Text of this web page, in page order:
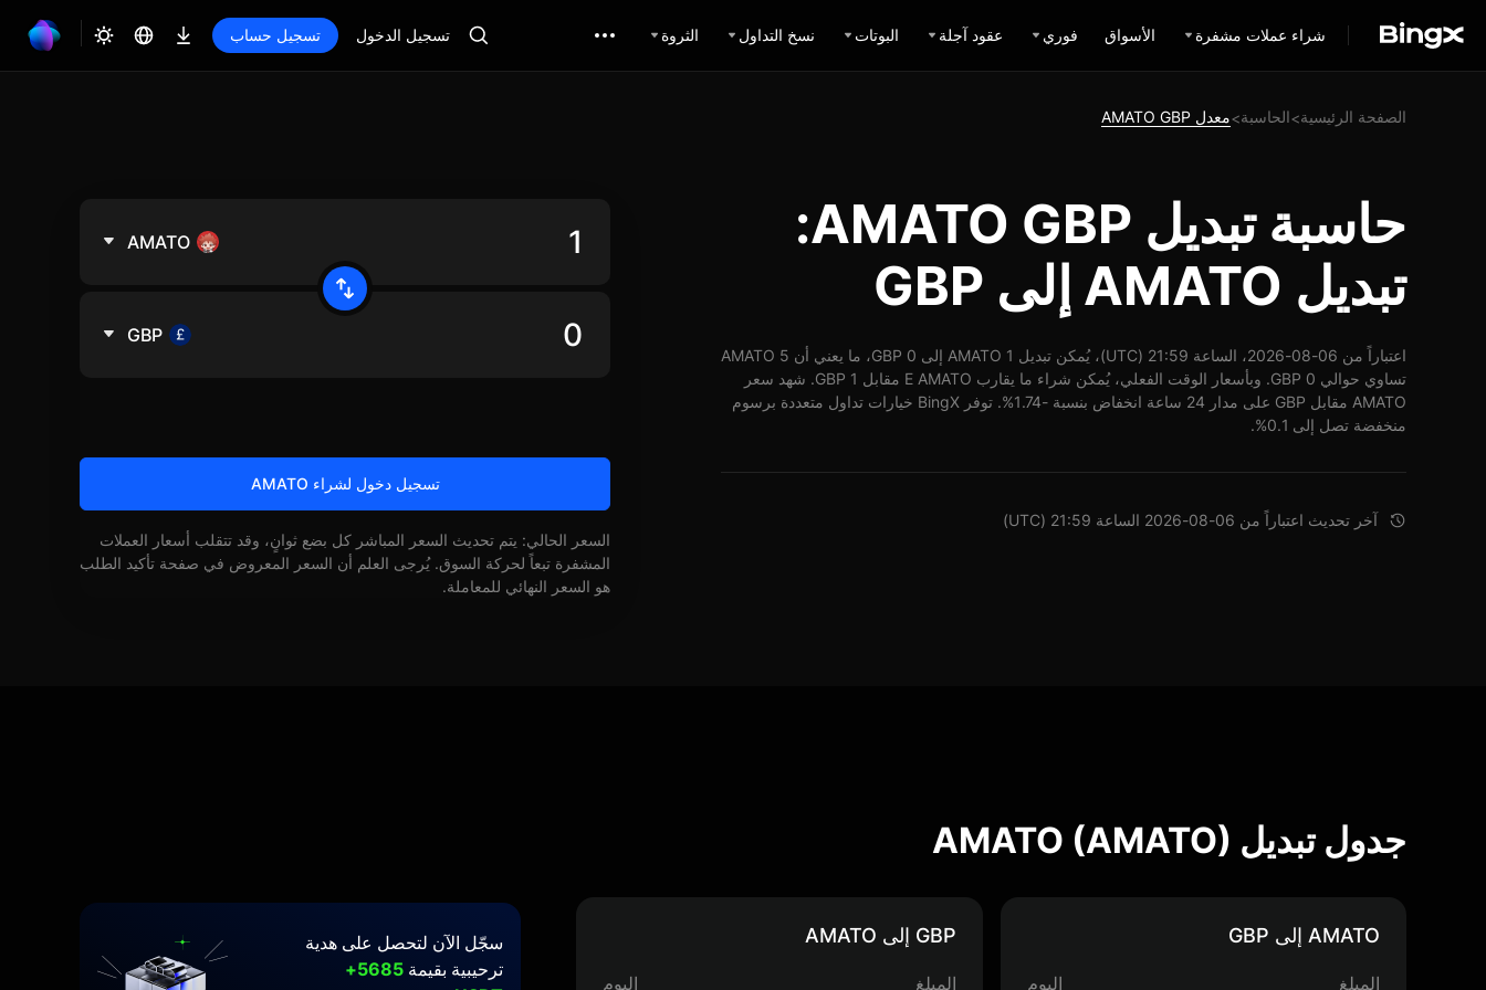
شراء عملات مشفرة الأسواق فوري عقود آجلة البوتات نسخ التداول الثروة تسجيل الدخول تسجيل حساب
الصفحة الرئيسية>الحاسبة>معدل AMATO GBP
حاسبة تبديل AMATO GBP:
تبديل AMATO إلى GBP
اعتباراً من 06-08-2026، الساعة 21:59 (UTC)، يُمكن تبديل 1 AMATO إلى 0 GBP، ما يعني أن 5 AMATO
تساوي حوالي 0 GBP. وبأسعار الوقت الفعلي، يُمكن شراء ما يقارب E AMATO مقابل 1 GBP. شهد سعر
AMATO مقابل GBP على مدار 24 ساعة انخفاض بنسبة -1.74%. توفر BingX خيارات تداول متعددة برسوم
منخفضة تصل إلى 0.1%.
آخر تحديث اعتباراً من 06-08-2026 الساعة 21:59 (UTC)
AMATO
GBP
تسجيل دخول لشراء AMATO
السعر الحالي: يتم تحديث السعر المباشر كل بضع ثوانٍ، وقد تتقلب أسعار العملات
المشفرة تبعاً لحركة السوق. يُرجى العلم أن السعر المعروض في صفحة تأكيد الطلب
هو السعر النهائي للمعاملة.
جدول تبديل AMATO (AMATO)
AMATO إلى GBP
المبلغ اليوم
GBP إلى AMATO
المبلغ اليوم
سجّل الآن لتحصل على هدية
ترحيبية بقيمة
5685+